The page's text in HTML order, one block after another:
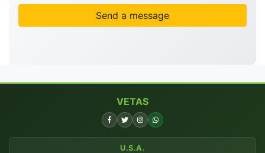
Send a message
VETAS
U.S.A.